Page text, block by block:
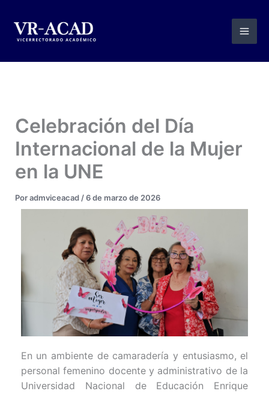
contenido
Celebración del Día
Internacional de la Mujer
en la UNE
Poradmviceacad /6 de marzo de 2026
En un ambiente de camaradería y entusiasmo, el
personal femenino docente y administrativo de la
Universidad Nacional de Educación Enrique